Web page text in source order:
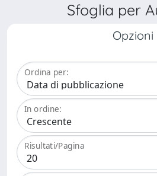
Sfoglia per
Opzioni
Ordina per:
In ordine:
Risultati/Pagina